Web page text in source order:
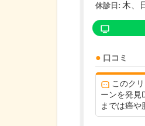
休診日: 木、
口コミ
このク
ーンを発見
までは癌や